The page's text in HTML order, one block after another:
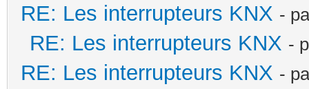
RE: Les interrupteurs KNX -
RE: Les interrupteurs KNX -
RE: Les interrupteurs KNX -